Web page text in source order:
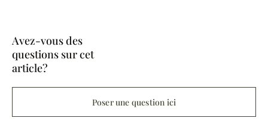
Avez-vous des
questions sur cet
article?
Poser une question ici